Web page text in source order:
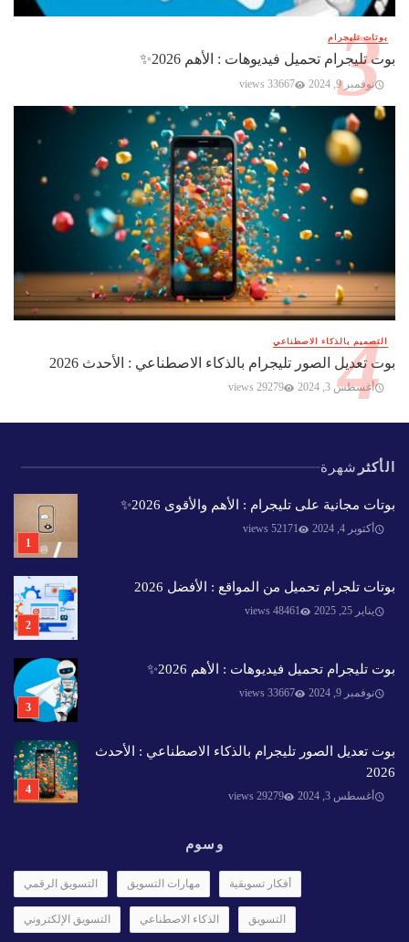
بوتات تليجرام
بوت تليجرام تحميل فيديوهات : الأهم 2026✨️
نوفمبر 9, 2024 33667 views
التصميم بالذكاء الاصطناعي
بوت تعديل الصور تليجرام بالذكاء الاصطناعي : الأحدث 2026
أغسطس 3, 2024 29279 views
الأكثر شهرة
بوتات مجانية على تليجرام : الأهم والأقوى 2026✨️
أكتوبر 4, 2024 52171 views
بوتات تلجرام تحميل من المواقع : الأفضل 2026
يناير 25, 2025 48461 views
بوت تليجرام تحميل فيديوهات : الأهم 2026✨️
نوفمبر 9, 2024 33667 views
بوت تعديل الصور تليجرام بالذكاء الاصطناعي : الأحدث
2026
أغسطس 3, 2024 29279 views
وسوم
التسويق الرقمي مهارات التسويق أفكار تسويقية
التسويق الإلكتروني الذكاء الاصطناعي التسويق